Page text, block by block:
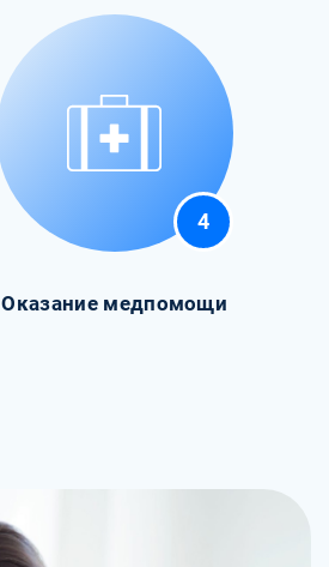
4
Оказание медпомощи